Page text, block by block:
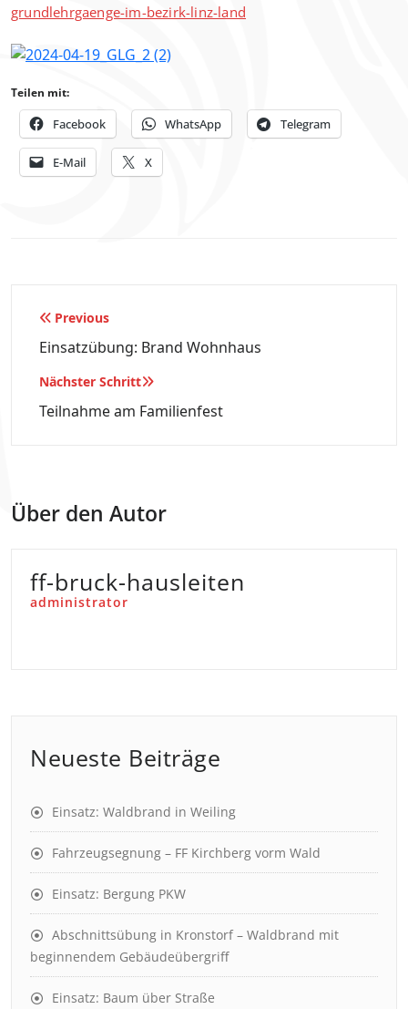
grundlehrgaenge-im-bezirk-linz-land
Teilen mit:
Facebook WhatsApp Telegram
E-Mail X
Beitragsnavigation
Previous
Einsatzübung: Brand Wohnhaus
Nächster Schritt
Teilnahme am Familienfest
Über den Autor
ff-bruck-hausleiten
administrator
Neueste Beiträge
Einsatz: Waldbrand in Weiling
Fahrzeugsegnung – FF Kirchberg vorm Wald
Einsatz: Bergung PKW
Abschnittsübung in Kronstorf – Waldbrand mit
beginnendem Gebäudeübergriff
Einsatz: Baum über Straße